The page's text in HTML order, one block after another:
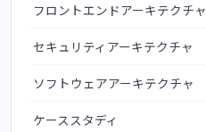
フロントエンドアーキテクチャ
セキュリティアーキテクチャ
ソフトウェアアーキテクチャ
ケーススタディ